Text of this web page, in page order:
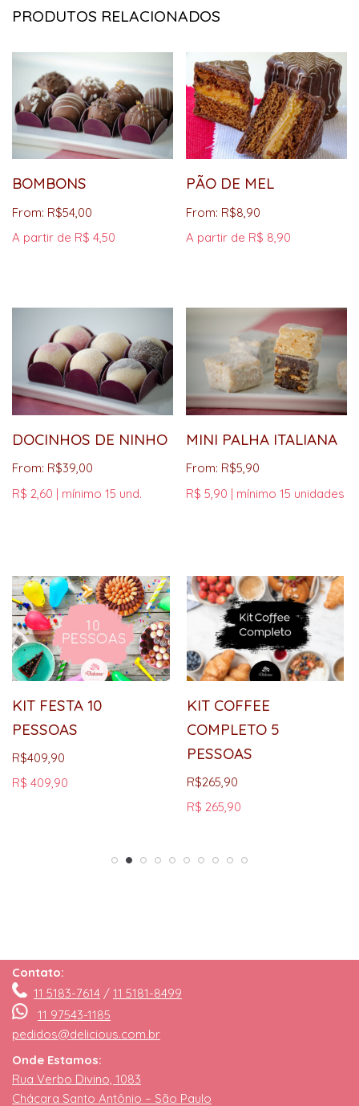
PRODUTOS RELACIONADOS
BOMBONS
From: R$54,00
A partir de R$ 4,50
PÃO DE MEL
From: R$8,90
A partir de R$ 8,90
DOCINHOS DE NINHO
From: R$39,00
R$ 2,60 | mínimo 15 und.
MINI PALHA ITALIANA
From: R$5,90
R$ 5,90 | mínimo 15 unidades
KIT FESTA 10
PESSOAS
R$409,90
R$ 409,90
KIT COFFEE
COMPLETO 5
PESSOAS
R$265,90
R$ 265,90
Contato:
11 5183-7614 / 11 5181-8499
11 97543-1185
pedidos@delicious.com.br
Onde Estamos:
Rua Verbo Divino, 1083
Chácara Santo Antônio – São Paulo